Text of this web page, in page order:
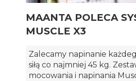
MAANTA POLECA
MUSCLE X3
Zalecamy napinanie
siłą co najmniej 45 kg.
mocowania i napinania